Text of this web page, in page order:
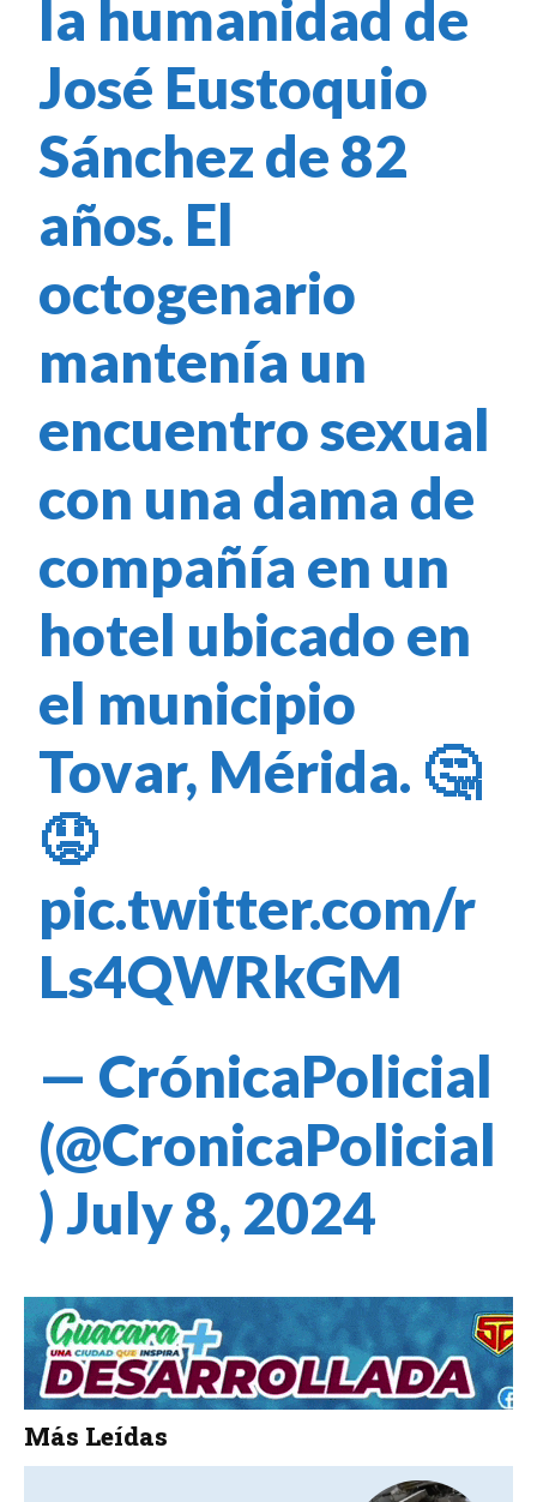
la humanidad de
José Eustoquio
Sánchez de 82
años. El
octogenario
mantenía un
encuentro sexual
con una dama de
compañía en un
hotel ubicado en
el municipio
Tovar, Mérida. 🤔
😟
pic.twitter.com/r
Ls4QWRkGM
— CrónicaPolicial
(@CronicaPolicial
) July 8, 2024
Más Leídas